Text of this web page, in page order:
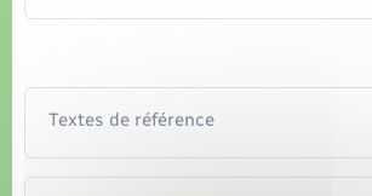
Textes de référence